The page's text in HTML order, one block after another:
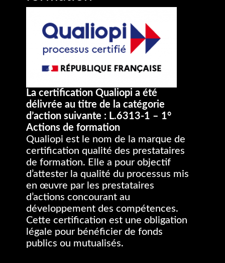
La certification Qualiopi a été
délivrée au titre de la catégorie
d’action suivante : L.6313-1 – 1°
Actions de formation
Qualiopi est le nom de la marque de
certification qualité des prestataires
de formation. Elle a pour objectif
d’attester la qualité du processus mis
en œuvre par les prestataires
d’actions concourant au
développement des compétences.
Cette certification est une obligation
légale pour bénéficier de fonds
publics ou mutualisés.